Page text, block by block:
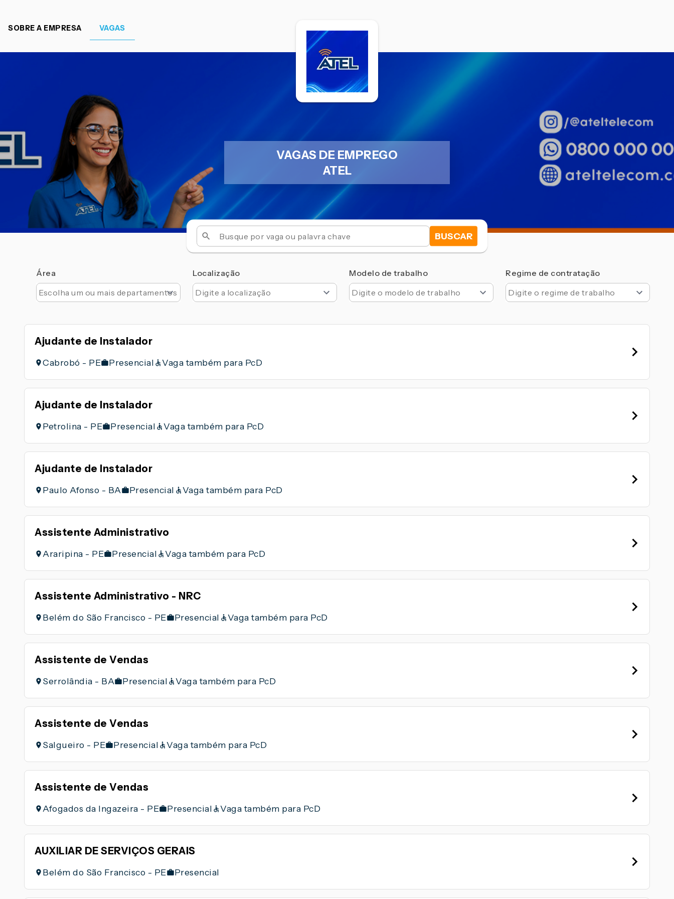
SOBRE A EMPRESA VAGAS
VAGAS DE EMPREGO
ATEL
BUSCAR
Área Localização Modelo de trabalho Regime de contratação
Ajudante de Instalador
Cabrobó - PE Presencial Vaga também para PcD
Ajudante de Instalador
Petrolina - PE Presencial Vaga também para PcD
Ajudante de Instalador
Paulo Afonso - BA Presencial Vaga também para PcD
Assistente Administrativo
Araripina - PE Presencial Vaga também para PcD
Assistente Administrativo - NRC
Belém do São Francisco - PE Presencial Vaga também para PcD
Assistente de Vendas
Serrolândia - BA Presencial Vaga também para PcD
Assistente de Vendas
Salgueiro - PE Presencial Vaga também para PcD
Assistente de Vendas
Afogados da Ingazeira - PE Presencial Vaga também para PcD
AUXILIAR DE SERVIÇOS GERAIS
Belém do São Francisco - PE Presencial